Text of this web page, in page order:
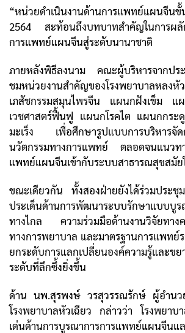
“หน่วยดำเนินงานด้านการแพทย์แผนจี
2564 สะท้อนถึงบทบาทสำคัญในการผลั
การแพทย์แผนจีนสู่ระดับนานาชาติ
ภายหลังพิธีลงนาม คณะผู้บริหารจากประ
ชมหน่วยงานสำคัญของโรงพยาบาล
เภสัชกรรมสมุนไพรจีน แผนกฝังเข็ม
เวชศาสตร์ฟื้นฟู แผนกโรคไต แผนกกร
มะเร็ง เพื่อศึกษารูปแบบการบริหาร
นวัตกรรมทางการแพทย์ ตลอดจนแนวทา
แพทย์แผนจีนเข้ากับระบบสาธารณสุขสมัย
ขณะเดียวกัน ทั้งสองฝ่ายยังได้ร่วมประชุม
ประเด็นด้านการพัฒนาระบบรักษาแบบ
ทางไกล ความร่วมมือด้านงานวิจัยทา
ทางการพยาบาล และมาตรฐานการแพทย์
ยกระดับการแลกเปลี่ยนองค์ความรู้และขย
ระดับที่ลึกซึ้งยิ่งขึ้น
ด้าน นพ.สุรพงษ์ วรสุวรรณรักษ์ ผู้อำนว
โรงพยาบาลหัวเฉียว กล่าวว่า โรงพยาบ
เด่นด้านการบูรณาการการแพทย์แผนจีนแ